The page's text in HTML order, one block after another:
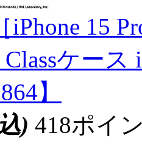
［iPhone 15
Classケー
】
) 418ポイ